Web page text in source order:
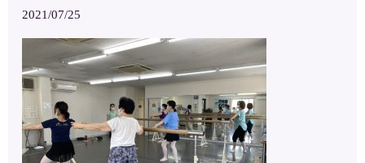
2021/07/25